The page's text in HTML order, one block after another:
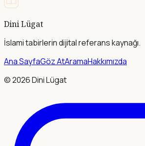
Dini Lügat
İslami tabirlerin dijital referans kaynağı.
Ana SayfaGöz AtAramaHakkımızda
©2026Dini Lügat